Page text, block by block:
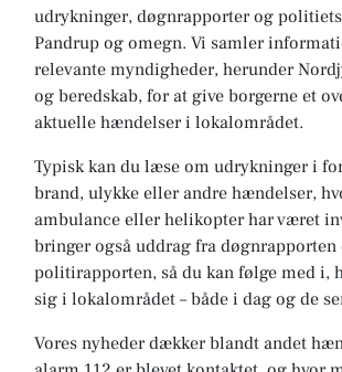
udrykninger, døgnrapporter og
Pandrup og omegn. Vi samler
relevante myndigheder, herunder
og beredskab, for at give borgerne et
aktuelle hændelser i lokalområdet.
Typisk kan du læse om udrykninger i
brand, ulykke eller andre hændelser,
ambulance eller helikopter har været
bringer også uddrag fra døgnrapporten
politirapporten, så du kan følge med i,
sig i lokalområdet – både i dag og de
Vores nyheder dækker blandt andet